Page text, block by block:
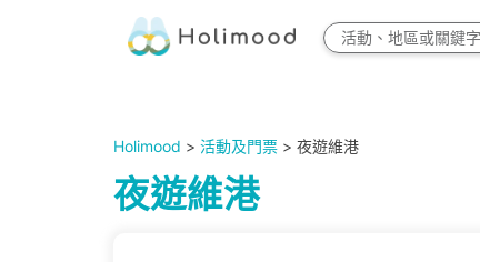
Holimood > 活動及門票 > 夜遊維港
夜遊維港